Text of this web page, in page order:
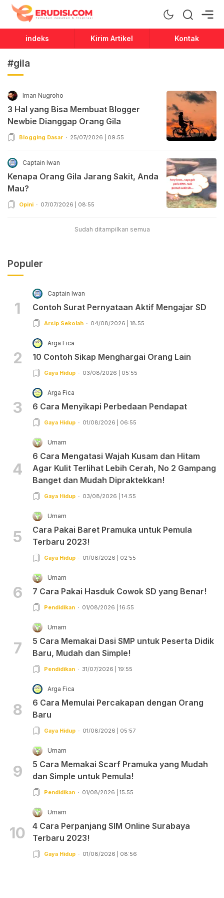
Erudisi
Temukan Jawaban dan Inspirasi
indeks Kirim Artikel Kontak
#gila
Iman Nugroho
3 Hal yang Bisa Membuat Blogger
Newbie Dianggap Orang Gila
Blogging Dasar 25/07/2026 | 09:55
Captain Iwan
Kenapa Orang Gila Jarang Sakit, Anda
Mau?
Opini 07/07/2026 | 08:55
Sudah ditampilkan semua
Populer
1
Captain Iwan
Contoh Surat Pernyataan Aktif Mengajar SD
Arsip Sekolah 04/08/2026 | 18:55
2
Arga Fica
10 Contoh Sikap Menghargai Orang Lain
Gaya Hidup 03/08/2026 | 05:55
3
Arga Fica
6 Cara Menyikapi Perbedaan Pendapat
Gaya Hidup 01/08/2026 | 06:55
4
Umam
6 Cara Mengatasi Wajah Kusam dan Hitam
Agar Kulit Terlihat Lebih Cerah, No 2 Gampang
Banget dan Mudah Dipraktekkan!
Gaya Hidup 03/08/2026 | 14:55
5
Umam
Cara Pakai Baret Pramuka untuk Pemula
Terbaru 2023!
Gaya Hidup 01/08/2026 | 02:55
6
Umam
7 Cara Pakai Hasduk Cowok SD yang Benar!
Pendidikan 01/08/2026 | 16:55
7
Umam
5 Cara Memakai Dasi SMP untuk Peserta Didik
Baru, Mudah dan Simple!
Pendidikan 31/07/2026 | 19:55
8
Arga Fica
6 Cara Memulai Percakapan dengan Orang
Baru
Gaya Hidup 01/08/2026 | 05:57
9
Umam
5 Cara Memakai Scarf Pramuka yang Mudah
dan Simple untuk Pemula!
Pendidikan 01/08/2026 | 15:55
10
Umam
4 Cara Perpanjang SIM Online Surabaya
Terbaru 2023!
Gaya Hidup 01/08/2026 | 08:56